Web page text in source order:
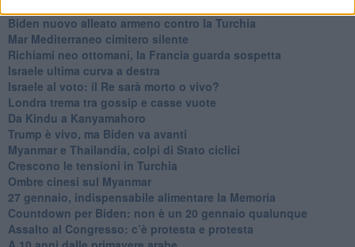
Biden nuovo alleato armeno contro la Turchia
Mar Mediterraneo cimitero silente
Richiami neo ottomani, la Francia guarda sospetta
Israele ultima curva a destra
Israele al voto: il Re sarà morto o vivo?
Londra trema tra gossip e casse vuote
Da Kindu a Kanyamahoro
Trump è vivo, ma Biden va avanti
Myanmar e Thailandia, colpi di Stato ciclici
Crescono le tensioni in Turchia
Ombre cinesi sul Myanmar
27 gennaio, indispensabile alimentare la Memoria
Countdown per Biden: non è un 20 gennaio qualunque
Assalto al Congresso: c’è protesta e protesta